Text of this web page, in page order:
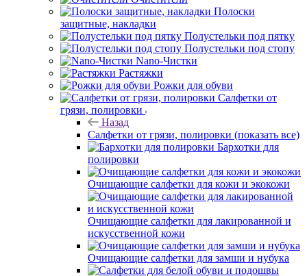
Полоски
защитные, накладки
Полустельки под пятку
Полустельки под стопу
Nano-Чистки
Растяжки
Рожки для обуви
Салфетки от
грязи, полировки
Назад
Салфетки от грязи, полировки (показать все)
Бархотки для
полировки
Очищающие салфетки для кожи и экокожи
Очищающие салфетки для лакированной и
искусственной кожи
Очищающие салфетки для замши и нубука